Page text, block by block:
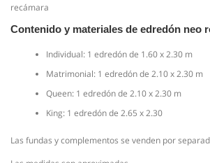
recámara
Contenido y materiales de edredón neo
Individual: 1 edredón de 1.60 x 2.30 m
Matrimonial: 1 edredón de 2.10 x 2.30 m
Queen: 1 edredón de 2.10 x 2.30 m
King: 1 edredón de 2.65 x 2.30
Las fundas y complementos se venden por